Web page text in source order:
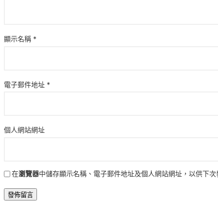
顯示名稱 *
電子郵件地址 *
個人網站網址
在瀏覽器中儲存顯示名稱、電子郵件地址及個人網站網址，以供下次